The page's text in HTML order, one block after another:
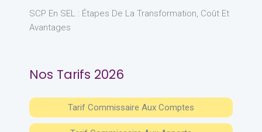
SCP En SEL : Étapes De La Transformation, Coût Et
Avantages
Nos Tarifs 2026
Tarif Commissaire Aux Comptes